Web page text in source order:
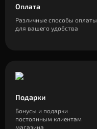
Оплата
Различные способы оплаты
для вашего удобства
Подарки
Бонусы и подарки
постоянным клиентам
магазина